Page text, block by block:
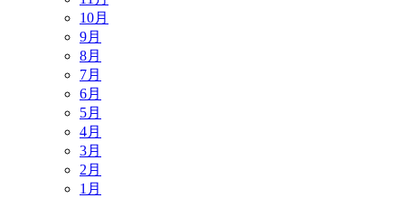
10月
9月
8月
7月
6月
5月
4月
3月
2月
1月